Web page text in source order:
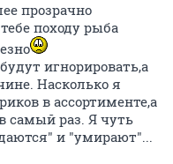
прозрачно
походу рыба
игнорировать,а
Насколько я
в ассортименте,а
самый раз. Я чуть
и "умирают"...